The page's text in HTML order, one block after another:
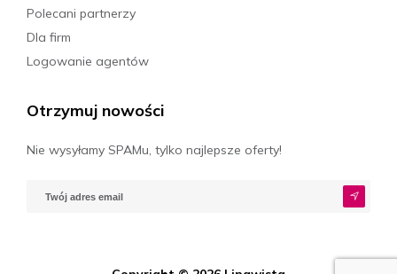
Polecani partnerzy
Dla firm
Logowanie agentów
Otrzymuj nowości
Nie wysyłamy SPAMu, tylko najlepsze oferty!